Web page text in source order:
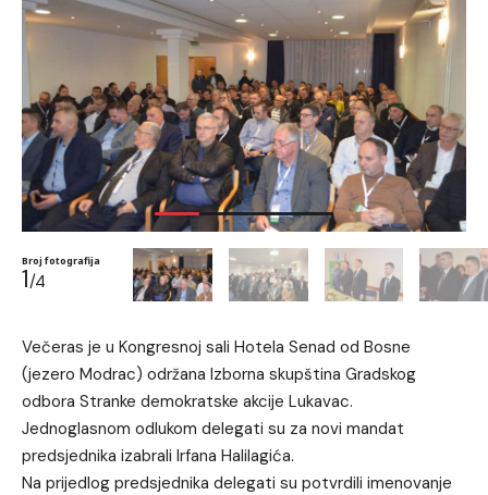
Broj fotografija
1/4
Večeras je u Kongresnoj sali Hotela Senad od Bosne
(jezero Modrac) održana Izborna skupština Gradskog
odbora Stranke demokratske akcije Lukavac.
Jednoglasnom odlukom delegati su za novi mandat
predsjednika izabrali Irfana Halilagića.
Na prijedlog predsjednika delegati su potvrdili imenovanje